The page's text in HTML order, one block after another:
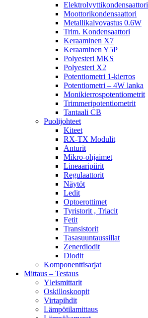
Elektrolyyttikondensaattori
Moottorikondensaattori
Metallikalvovastus 0.6W
Trim. Kondensaattori
Keraaminen X7
Keraaminen Y5P
Polyesteri MKS
Polyesteri X2
Potentiometri 1-kierros
Potentiometri – 4W lanka
Monikierrospotentiometrit
Trimmeripotentiometrit
Tantaali CB
Puolijohteet
Kiteet
RX-TX Modulit
Anturit
Mikro-ohjaimet
Lineaaripiirit
Regulaattorit
Näytöt
Ledit
Optoerottimet
Tyristorit , Triacit
Fetit
Transistorit
Tasasuuntaussillat
Zenerdiodit
Diodit
Komponenttisarjat
Mittaus – Testaus
Yleismittarit
Oskilloskoopit
Virtapihdit
Lämpötilamittaus